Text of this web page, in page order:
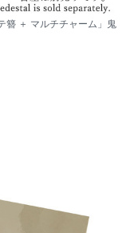
簪 ＋ マルチチャーム」鬼